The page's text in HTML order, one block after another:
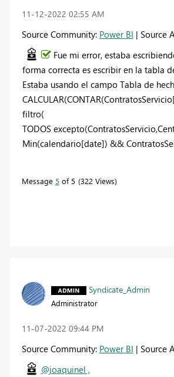
‎11-12-2022 02:55 AM
Source Community: Power BI | Source
Fue mi error, estaba
forma correcta es escribir en la tabla
Estaba usando el campo Tabla de
CALCULAR(CONTAR
filtro(
TODOS excepto
Min(calendario[date]) &&
Message 5 of 5 322 Views
Syndicate_Admin
Administrator
‎11-07-2022 09:44 PM
Source Community: Power BI | Source
@joaquinel ,